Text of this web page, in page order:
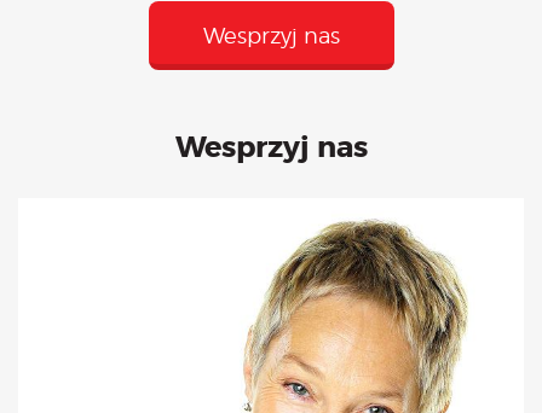
Wesprzyj nas
Wesprzyj nas